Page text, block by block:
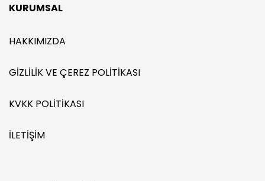
KURUMSAL
HAKKIMIZDA
GIZLILIK VE ÇEREZ POLITIKASI
KVKK POLITIKASI
İLETIŞIM